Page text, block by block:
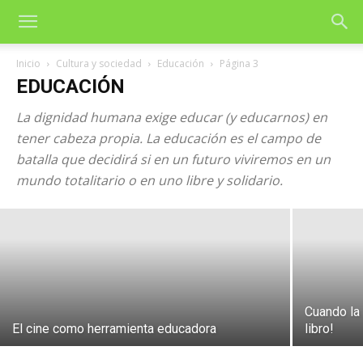
Inicio Cultura y sociedad Educación Página 3
EDUCACIÓN
La dignidad humana exige educar (y educarnos) en
tener cabeza propia. La educación es el campo de
batalla que decidirá si en un futuro viviremos en un
mundo totalitario o en uno libre y solidario.
Diseñar nuevos mapas de esperanza
1 de abril de 2026
El cine como herramienta educadora
Cuando
libro!